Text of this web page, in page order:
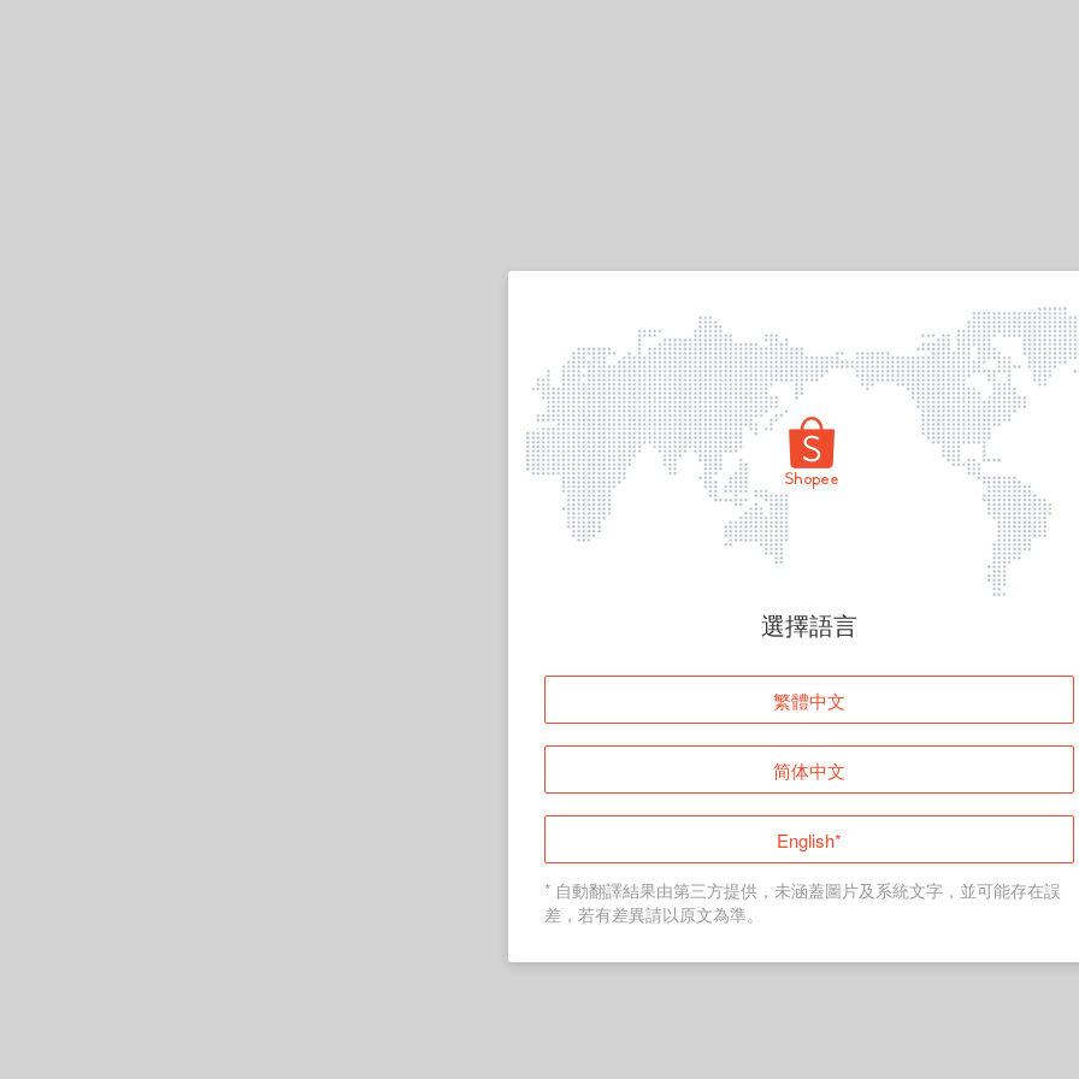
頁面無法顯示
登入
返回首頁
選擇語言
繁體中文
简体中文
English*
* 自動翻譯結果由第三方提供，未涵蓋圖片及系統文字，並可能存在誤
差，若有差異請以原文為準。